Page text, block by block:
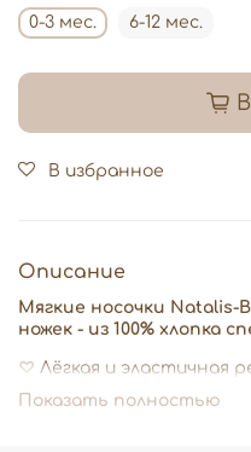
0-3 мес. 6-12 мес.
В избранное
Описание
Мягкие носочки
ножек - из 100% хлопка
♡ Лёгкая и эластичная
обнимает ножку, не
Показать полностью